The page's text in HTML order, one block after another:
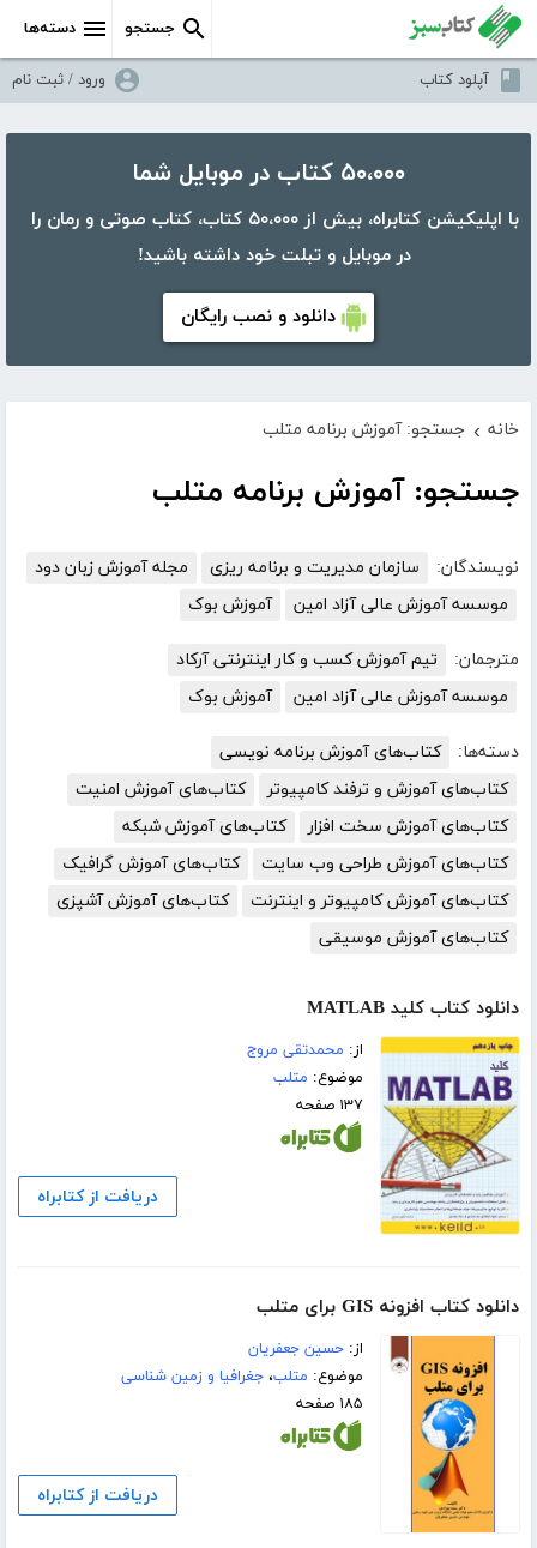
دسته‌ها جستجو
آپلود کتاب ورود / ثبت نام
۵۰،۰۰۰ کتاب در موبایل شما
با اپلیکیشن کتابراه، بیش از ۵۰،۰۰۰ کتاب، کتاب صوتی و رمان را
در موبایل و تبلت خود داشته باشید!
دانلود و نصب رایگان
خانه › جستجو: آموزش برنامه متلب
جستجو: آموزش برنامه متلب
نویسندگان: سازمان مدیریت و برنامه ریزی
مجله آموزش زبان دود
موسسه آموزش عالی آزاد امین
آموزش بوک
مترجمان:
تیم آموزش کسب و کار اینترنتی آرکاد
موسسه آموزش عالی آزاد امین
آموزش بوک
دسته‌ها:
کتاب‌های آموزش برنامه نویسی
کتاب‌های آموزش و ترفند کامپیوتر
کتاب‌های آموزش امنیت
کتاب‌های آموزش سخت افزار
کتاب‌های آموزش شبکه
کتاب‌های آموزش طراحی وب سایت
کتاب‌های آموزش گرافیک
کتاب‌های آموزش کامپیوتر و اینترنت
کتاب‌های آموزش آشپزی
کتاب‌های آموزش موسیقی
دانلود کتاب کلید MATLAB
از: محمدتقی مروج
موضوع: متلب
۱۳۷ صفحه
دریافت از کتابراه
دانلود کتاب افزونه GIS برای متلب
از:حسین جعفریان
موضوع: متلب،جغرافیا و زمین شناسی
۱۸۵ صفحه
دریافت از کتابراه